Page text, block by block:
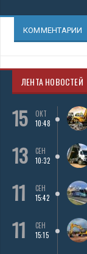
КОММЕНТАРИИ
ЛЕНТА НОВОСТЕЙ
15
ОКТ
10:48
13
СЕН
10:32
11
СЕН
15:42
11
СЕН
15:15